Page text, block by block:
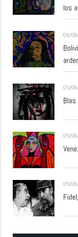
los
06/
05/
Blas
05/
05/